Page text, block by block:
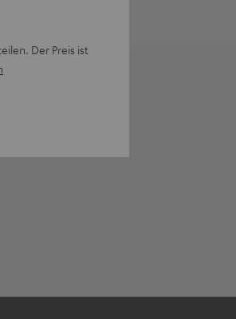
Der Preis ist